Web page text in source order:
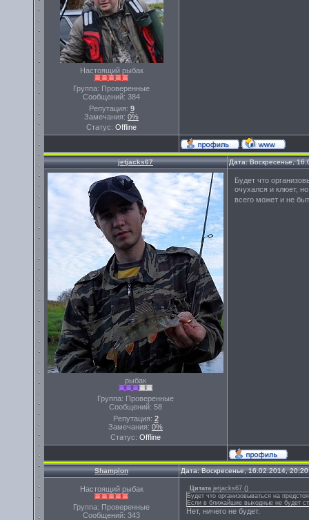
Настоящий рыбак
Группа: Проверенные
Сообщений: 384
Репутация: 9
Замечания: 0%
Статус: Offline
jetjacks67 Дата: Воскресенье,
рыбак
Группа: Проверенные
Сообщений: 58
Репутация: 2
Замечания: 0%
Статус: Offline
Будет что
очухался и клюет,
всего может и не
Shampion Дата: Воскресенье, 16.02.2014,
Настоящий рыбак
Группа: Проверенные
Сообщений: 343
Цитата jetjacks67 ()
Будет что организовываться на
Если в ближайшие выходные не будет
Нет, ничего не будет.